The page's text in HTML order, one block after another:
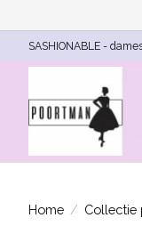
SASHIONABLE -
Home / Collectie